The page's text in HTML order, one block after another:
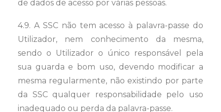
de dados de acesso por várias pessoas.
4.9. A SSC não tem acesso à palavra-passe do
Utilizador, nem conhecimento da mesma,
sendo o Utilizador o único responsável pela
sua guarda e bom uso, devendo modificar a
mesma regularmente, não existindo por parte
da SSC qualquer responsabilidade pelo uso
inadequado ou perda da palavra-passe.